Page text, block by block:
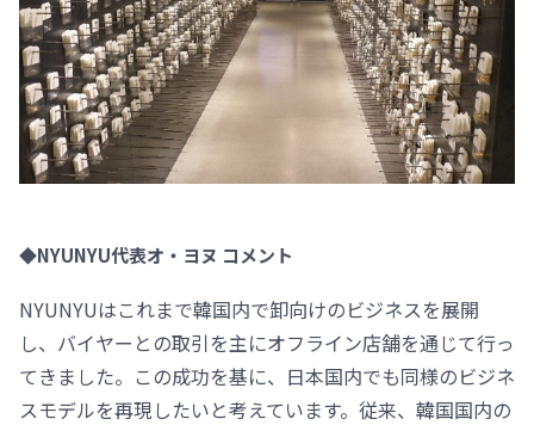
◆NYUNYU代表オ・ヨヌ コメント
NYUNYUはこれまで韓国内で卸向けのビジネスを展開
し、バイヤーとの取引を主にオフライン店舗を通じて行っ
てきました。この成功を基に、日本国内でも同様のビジネ
スモデルを再現したいと考えています。従来、韓国国内の